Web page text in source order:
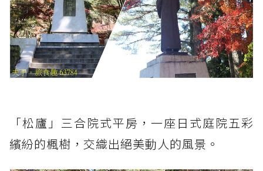
「松廬」三合院式平房，一座日式庭院五彩
繽紛的楓樹，交織出絕美動人的風景。